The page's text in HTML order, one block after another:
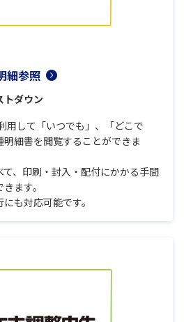
細参照
トダウン
用して「いつでも」、「どこで
細書を閲覧することができま
、印刷・封入・配付にかかる手間
ます。
も対応可能です。